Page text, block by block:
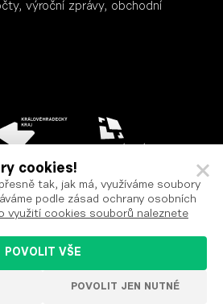
výroční zprávy, obchodní
osobních údajů
o přístupnosti
Nastavení cookies
VYROBILO
cookies!
tak, jak má, využíváme soubory
podle zásad ochrany osobních
využití cookies souborů naleznete
POVOLIT JEN NUTNÉ
POVOLIT VŠE